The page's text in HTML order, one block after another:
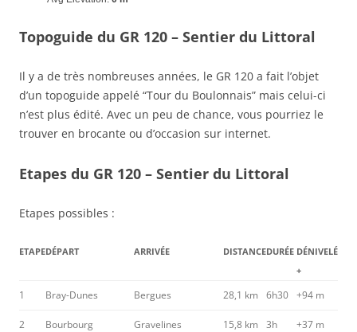
Topoguide du GR 120 – Sentier du Littoral
Il y a de très nombreuses années, le GR 120 a fait l’objet
d’un topoguide appelé “Tour du Boulonnais” mais celui-ci
n’est plus édité. Avec un peu de chance, vous pourriez le
trouver en brocante ou d’occasion sur internet.
Etapes du GR 120 – Sentier du Littoral
Etapes possibles :
ETAPEDÉPART ARRIVÉE DISTANCEDURÉE DÉNIVELÉ
+
1 Bray-Dunes Bergues 28,1 km 6h30 +94 m
2 Bourbourg Gravelines 15,8 km 3h +37 m